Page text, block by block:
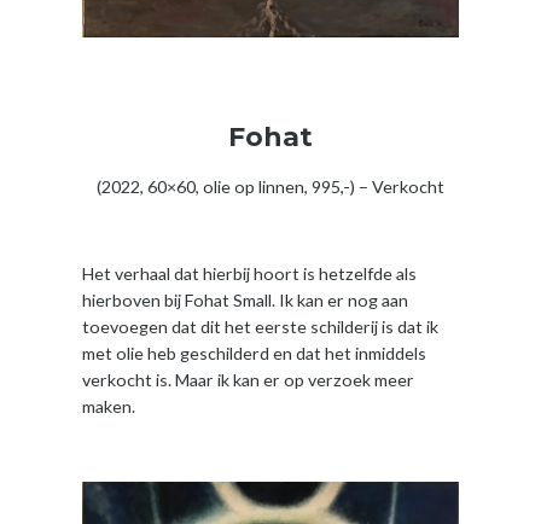
Fohat
(2022, 60×60, olie op linnen, 995,-) – Verkocht
Het verhaal dat hierbij hoort is hetzelfde als
hierboven bij Fohat Small. Ik kan er nog aan
toevoegen dat dit het eerste schilderij is dat ik
met olie heb geschilderd en dat het inmiddels
verkocht is. Maar ik kan er op verzoek meer
maken.